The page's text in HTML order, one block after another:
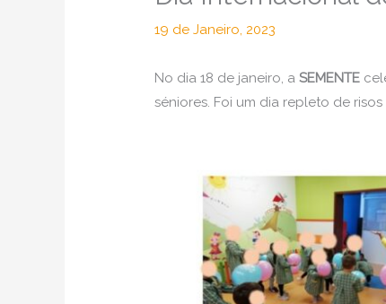
19 de Janeiro, 2023
No dia 18 de janeiro, aSEMENTE
séniores. Foi um dia repleto de